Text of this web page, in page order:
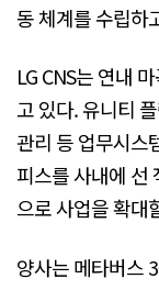
동 체계를 수립하
LG CNS는 연내
고 있다. 유니티
관리 등 업무시스
피스를 사내에 선
으로 사업을 확대
양사는 메타버스